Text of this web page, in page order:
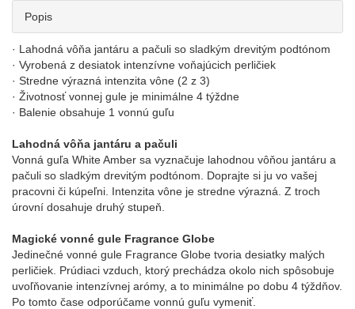
Popis
· Lahodná vôňa jantáru a pačuli so sladkým drevitým podtónom
· Vyrobená z desiatok intenzívne voňajúcich perličiek
· Stredne výrazná intenzita vône (2 z 3)
· Životnosť vonnej gule je minimálne 4 týždne
· Balenie obsahuje 1 vonnú guľu
Lahodná vôňa jantáru a pačuli
Vonná guľa White Amber sa vyznačuje lahodnou vôňou jantáru a
pačuli so sladkým drevitým podtónom. Doprajte si ju vo vašej
pracovni či kúpeľni. Intenzita vône je stredne výrazná. Z troch
úrovní dosahuje druhý stupeň.
Magické vonné gule Fragrance Globe
Jedinečné vonné gule Fragrance Globe tvoria desiatky malých
perličiek. Prúdiaci vzduch, ktorý prechádza okolo nich spôsobuje
uvoľňovanie intenzívnej arómy, a to minimálne po dobu 4 týždňov.
Po tomto čase odporúčame vonnú guľu vymeniť.